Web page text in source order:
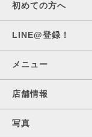
初めての方へ
LINE@登録！
メニュー
店舗情報
写真